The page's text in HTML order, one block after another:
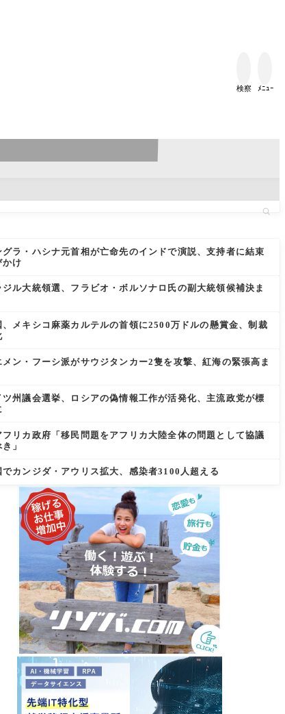
検察 ﾒﾆｭｰ
グラ・ハシナ元首相が亡命先のインドで演説、支持者に結束
かけ
ジル大統領選、フラビオ・ボルソナロ氏の副大統領候補決ま
、メキシコ麻薬カルテルの首領に2500万ドルの懸賞金、制裁
メン・フーシ派がサウジタンカー2隻を攻撃、紅海の緊張高ま
ツ州議会選挙、ロシアの偽情報工作が活発化、主流政党が標
フリカ政府「移民問題をアフリカ大陸全体の問題として協議
」
でカンジダ・アウリス拡大、感染者3100人超える